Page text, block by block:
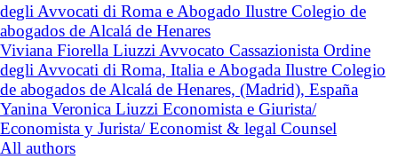
degli Avvocati di Roma e Abogado Ilustre Colegio de
abogados de Alcalá de Henares
Viviana Fiorella Liuzzi Avvocato Cassazionista Ordine
degli Avvocati di Roma, Italia e Abogada Ilustre Colegio
de abogados de Alcalá de Henares, (Madrid), España
Yanina Veronica Liuzzi Economista e Giurista/
Economista y Jurista/ Economist & legal Counsel
All authors